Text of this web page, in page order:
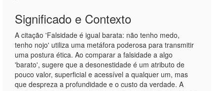
Significado e Contexto
A citação 'Falsidade é igual barata: não tenho medo,
tenho nojo' utiliza uma metáfora poderosa para transmitir
uma postura ética. Ao comparar a falsidade a algo
'barato', sugere que a desonestidade é um atributo de
pouco valor, superficial e acessível a qualquer um, mas
que despreza a profundidade e o custo da verdade. A